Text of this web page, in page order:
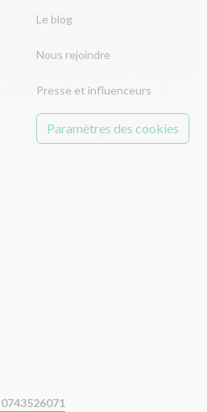
Le blog
Nous rejoindre
Presse et influenceurs
Paramètres des cookies